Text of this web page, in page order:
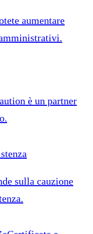
aumentare
è un partner
sulla cauzione